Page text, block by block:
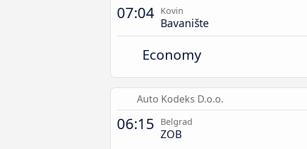
07:04 Kovin
Bavanište
Economy
Auto Kodeks D.o.o.
06:15 Belgrad
ZOB